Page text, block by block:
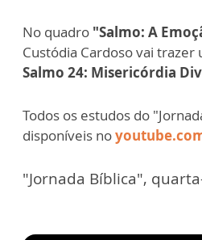
No quadro "Salmo: A
Custódia Cardoso vai
Salmo 24: Misericórdia
Todos os estudos do
disponíveis no
"Jornada Bíblica",